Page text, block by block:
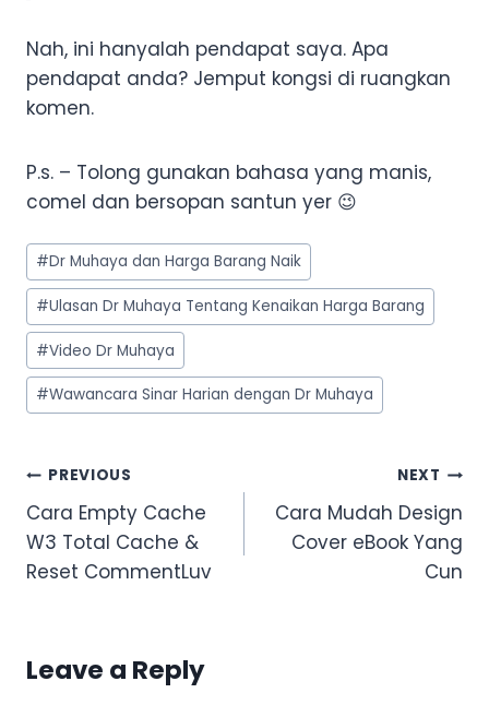
Nah, ini hanyalah pendapat saya. Apa
pendapat anda? Jemput kongsi di ruangkan
komen.
P.s. – Tolong gunakan bahasa yang manis,
comel dan bersopan santun yer 😉
Post
Tags:
#Dr Muhaya dan Harga Barang Naik
#Ulasan Dr Muhaya Tentang Kenaikan Harga Barang
#Video Dr Muhaya
#Wawancara Sinar Harian dengan Dr Muhaya
Post
navigation
PREVIOUS
Cara Empty Cache
W3 Total Cache &
Reset CommentLuv
NEXT
Cara Mudah Design
Cover eBook Yang
Cun
Leave a Reply